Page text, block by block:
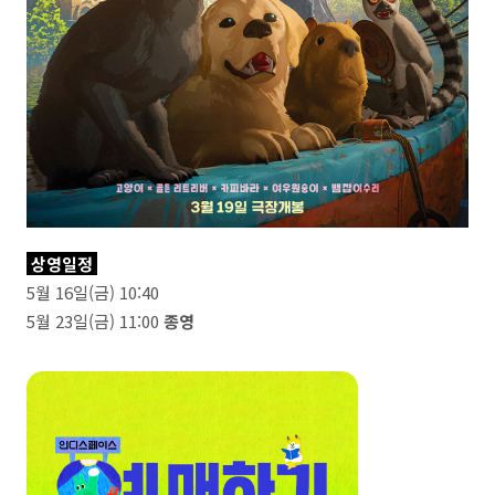
상영일정
5월 16일(금) 10:40
5월 23일(금) 11:00 종영